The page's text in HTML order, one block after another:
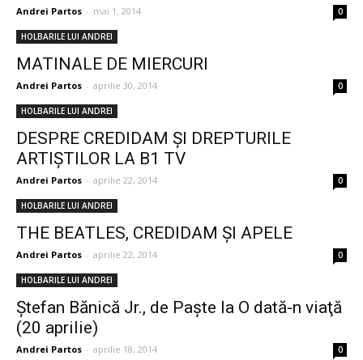
Andrei Partos - mai 1, 2014 0
HOLBARILE LUI ANDREI
MATINALE DE MIERCURI
Andrei Partos - aprilie 30, 2014 0
HOLBARILE LUI ANDREI
DESPRE CREDIDAM ȘI DREPTURILE
ARTIȘTILOR LA B1 TV
Andrei Partos - aprilie 22, 2014 0
HOLBARILE LUI ANDREI
THE BEATLES, CREDIDAM ŞI APELE
Andrei Partos - aprilie 22, 2014 0
HOLBARILE LUI ANDREI
Ştefan Bănică Jr., de Paşte la O dată-n viaţă
(20 aprilie)
Andrei Partos - aprilie 18, 2014 0